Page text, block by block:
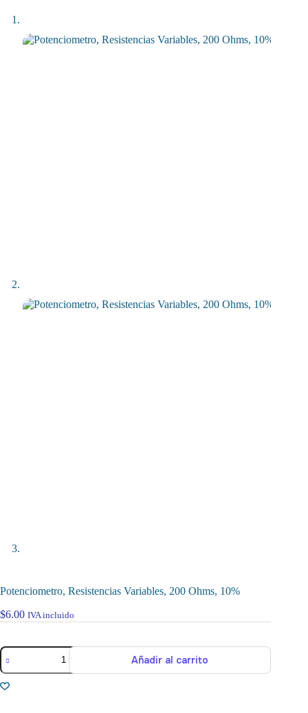
Potenciometro, Resistencias Variables, 200 Ohms, 10%
$6.00 IVA incluido
Potenciometro,
Resistencias
Variables,
200
Añadir al carrito